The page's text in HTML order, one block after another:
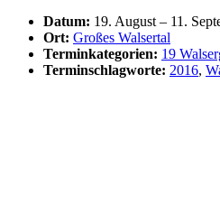
Datum: 19. August – 11.
Ort: Großes Walsertal
Terminkategorien: 19
Terminschlagworte: 2016,